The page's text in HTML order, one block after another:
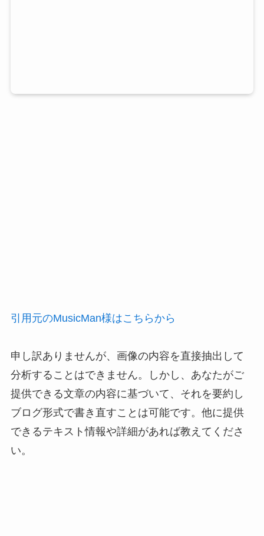
引用元のMusicMan様はこちらから
申し訳ありませんが、画像の内容を直接抽出して
分析することはできません。しかし、あなたがご
提供できる文章の内容に基づいて、それを要約し
ブログ形式で書き直すことは可能です。他に提供
できるテキスト情報や詳細があれば教えてくださ
い。